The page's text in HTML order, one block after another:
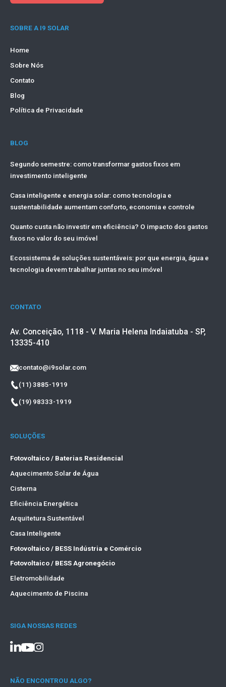
SOBRE A I9 SOLAR
Home
Sobre Nós
Contato
Blog
Política de Privacidade
BLOG
Segundo semestre: como transformar gastos fixos em
investimento inteligente
Casa inteligente e energia solar: como tecnologia e
sustentabilidade aumentam conforto, economia e controle
Quanto custa não investir em eficiência? O impacto dos gastos
fixos no valor do seu imóvel
Ecossistema de soluções sustentáveis: por que energia, água e
tecnologia devem trabalhar juntas no seu imóvel
CONTATO
Av. Conceição, 1118 - V. Maria Helena Indaiatuba - SP,
13335-410
contato@i9solar.com
(11) 3885-1919
(19) 98333-1919
SOLUÇÕES
Fotovoltaico / Baterias Residencial
Aquecimento Solar de Água
Cisterna
Eficiência Energética
Arquitetura Sustentável
Casa Inteligente
Fotovoltaico / BESS Indústria e Comércio
Fotovoltaico / BESS Agronegócio
Eletromobilidade
Aquecimento de Piscina
SIGA NOSSAS REDES
NÃO ENCONTROU ALGO?